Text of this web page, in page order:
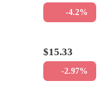
-4.2%
$15.33
-2.97%